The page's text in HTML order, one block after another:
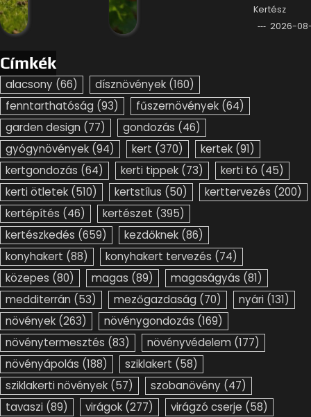
Kertész
2026-
Címkék
alacsony (66) dísznövények (160)
fenntarthatóság (93) fűszernövények (64)
garden design (77) gondozás (46)
gyógynövények (94) kert (370) kertek (91)
kertgondozás (64) kerti tippek (73) kerti tó (45)
kerti ötletek (510) kertstílus (50) kerttervezés (200)
kertépítés (46) kertészet (395)
kertészkedés (659) kezdőknek (86)
konyhakert (88) konyhakert tervezés (74)
közepes (80) magas (89) magaságyás (81)
medditerrán (53) mezőgazdaság (70) nyári (131)
növények (263) növénygondozás (169)
növénytermesztés (83) növényvédelem (177)
növényápolás (188) sziklakert (58)
sziklakerti növények (57) szobanövény (47)
tavaszi (89) virágok (277) virágzó cserje (58)